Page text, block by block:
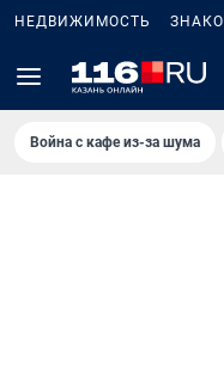
НЕДВИЖИМОСТЬ
Война с кафе из-за шума